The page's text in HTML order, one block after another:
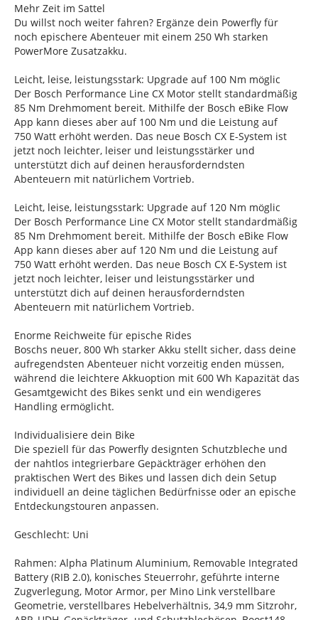
Mehr Zeit im Sattel
Du willst noch weiter fahren? Ergänze dein Powerfly für
noch epischere Abenteuer mit einem 250 Wh starken
PowerMore Zusatzakku.
Leicht, leise, leistungsstark: Upgrade auf 100 Nm möglic
Der Bosch Performance Line CX Motor stellt standardmäßig
85 Nm Drehmoment bereit. Mithilfe der Bosch eBike Flow
App kann dieses aber auf 100 Nm und die Leistung auf
750 Watt erhöht werden. Das neue Bosch CX E-System ist
jetzt noch leichter, leiser und leistungsstärker und
unterstützt dich auf deinen herausforderndsten
Abenteuern mit natürlichem Vortrieb.
Leicht, leise, leistungsstark: Upgrade auf 120 Nm möglic
Der Bosch Performance Line CX Motor stellt standardmäßig
85 Nm Drehmoment bereit. Mithilfe der Bosch eBike Flow
App kann dieses aber auf 120 Nm und die Leistung auf
750 Watt erhöht werden. Das neue Bosch CX E-System ist
jetzt noch leichter, leiser und leistungsstärker und
unterstützt dich auf deinen herausforderndsten
Abenteuern mit natürlichem Vortrieb.
Enorme Reichweite für epische Rides
Boschs neuer, 800 Wh starker Akku stellt sicher, dass deine
aufregendsten Abenteuer nicht vorzeitig enden müssen,
während die leichtere Akkuoption mit 600 Wh Kapazität das
Gesamtgewicht des Bikes senkt und ein wendigeres
Handling ermöglicht.
Individualisiere dein Bike
Die speziell für das Powerfly designten Schutzbleche und
der nahtlos integrierbare Gepäckträger erhöhen den
praktischen Wert des Bikes und lassen dich dein Setup
individuell an deine täglichen Bedürfnisse oder an epische
Entdeckungstouren anpassen.
Geschlecht: Uni
Rahmen: Alpha Platinum Aluminium, Removable Integrated
Battery (RIB 2.0), konisches Steuerrohr, geführte interne
Zugverlegung, Motor Armor, per Mino Link verstellbare
Geometrie, verstellbares Hebelverhältnis, 34,9 mm Sitzrohr,